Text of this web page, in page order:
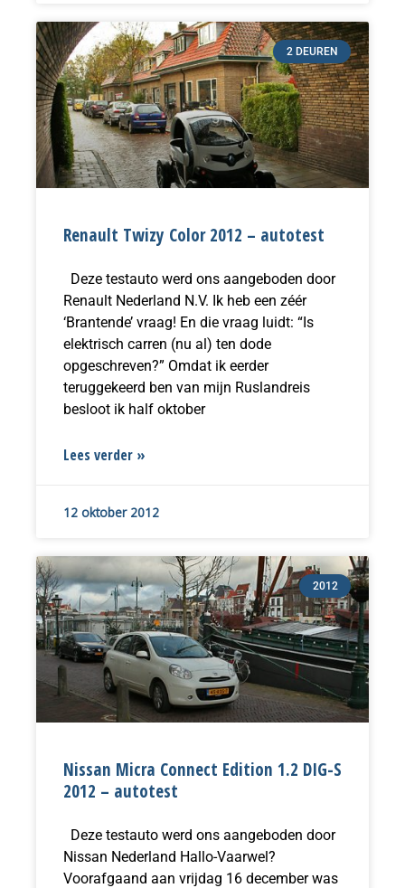
2 DEUREN
Renault Twizy Color 2012 – autotest
Deze testauto werd ons aangeboden door
Renault Nederland N.V. Ik heb een zéér
‘Brantende’ vraag! En die vraag luidt: “Is
elektrisch carren (nu al) ten dode
opgeschreven?” Omdat ik eerder
teruggekeerd ben van mijn Ruslandreis
besloot ik half oktober
Lees verder »
12 oktober 2012
2012
Nissan Micra Connect Edition 1.2 DIG-S
2012 – autotest
Deze testauto werd ons aangeboden door
Nissan Nederland Hallo-Vaarwel?
Voorafgaand aan vrijdag 16 december was